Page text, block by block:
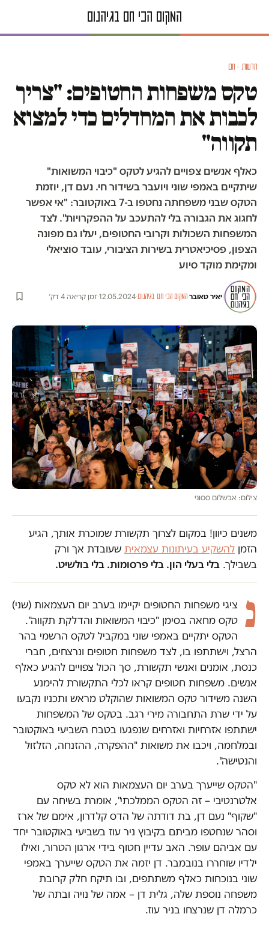
חדשות · חם
טקס משפחות החטופים: "צריך
לכבות את המחדלים כדי למצוא
תקווה"
כאלף אנשים צפויים להגיע לטקס "כיבוי המשואות"
שיתקיים באמפי שוני ויועבר בשידור חי. נעם דן, יוזמת
הטקס שבני משפחתה נחטפו ב-7 באוקטובר: "אי אפשר
לחגוג את הגבורה בלי להתעכב על ההפקרויות". לצד
המשפחות השכולות וקרובי החטופים, יעלו גם מפונה
הצפון, פסיכיאטרית בשירות הציבורי, עובד סוציאלי
ומקימת מוקד סיוע
יאיר טאובר·המקום הכי חם בגיהנום·
12.05.2024
·זמן קריאה 4 דק׳
צילום: אבשלום ססוני
משנים כיוון! במקום לצרוך תקשורת שמוכרת אותך, הגיע
הזמן להשקיע בעיתונות עצמאית שעובדת אך ורק
בשבילך. בלי בעלי הון. בלי פרסומות. בלי בולשיט.
נ ציגי משפחות החטופים יקיימו בערב יום העצמאות (שני)
טקס מחאה בסימן "כיבוי המשואות והדלקת תקווה".
הטקס יתקיים באמפי שוני במקביל לטקס הרשמי בהר
הרצל, וישתתפו בו, לצד משפחות חטופים ונרצחים, חברי
כנסת, אומנים ואנשי תקשורת, סך הכול צפויים להגיע כאלף
אנשים. משפחות חטופים קראו לכלי התקשורת להימנע
השנה משידור טקס המשואות שהוקלט מראש ותכניו נקבעו
על ידי שרת התחבורה מירי רגב. בטקס של המשפחות
ישתתפו אזרחיות ואזרחים שנפגעו בטבח השביעי באוקטובר
ובמלחמה, ויכבו את משואות "ההפקרה, ההזנחה, הזלזול
והנטישה".
"הטקס שייערך בערב יום העצמאות הוא לא טקס
אלטרנטיבי – זה הטקס הממלכתי", אומרת בשיחה עם
"שקוף" נעם דן, בת דודתה של הדס קלדרון, אימם של ארז
וסהר שנחטפו מביתם בקיבוץ ניר עוז בשביעי באוקטובר יחד
עם אביהם עופר. האב עדיין חטוף בידי ארגון הטרור, ואילו
ילדיו שוחררו בנובמבר. דן יזמה את הטקס שייערך באמפי
שוני בנוכחות כאלף משתתפים, ובו תיקח חלק קרובת
משפחה נוספת שלה, גלית דן – אמה של נויה ובתה של
כרמלה דן שנרצחו בניר עוז.